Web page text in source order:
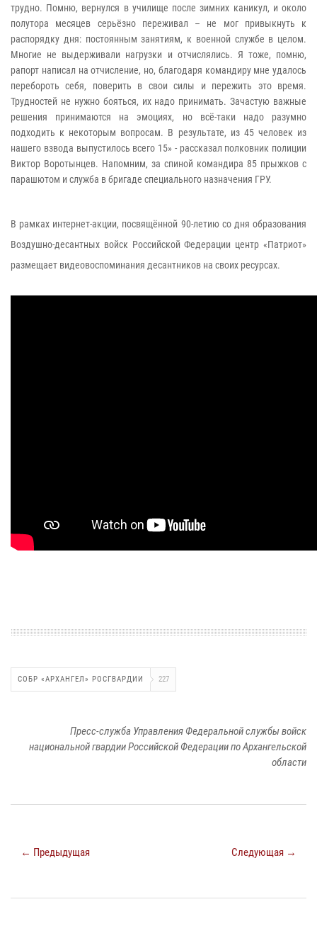
трудно. Помню, вернулся в училище после зимних каникул, и около
полутора месяцев серьёзно переживал – не мог привыкнуть к
распорядку дня: постоянным занятиям, к военной службе в целом.
Многие не выдерживали нагрузки и отчислялись. Я тоже, помню,
рапорт написал на отчисление, но, благодаря командиру мне удалось
перебороть себя, поверить в свои силы и пережить это время.
Трудностей не нужно бояться, их надо принимать. Зачастую важные
решения принимаются на эмоциях, но всё-таки надо разумно
подходить к некоторым вопросам. В результате, из 45 человек из
нашего взвода выпустилось всего 15» - рассказал полковник полиции
Виктор Воротынцев. Напомним, за спиной командира 85 прыжков с
парашютом и служба в бригаде специального назначения ГРУ.
В рамках интернет-акции, посвящённой 90-летию со дня образования
Воздушно-десантных войск Российской Федерации центр «Патриот»
размещает видеовоспоминания десантников на своих ресурсах.
СОБР «АРХАНГЕЛ» РОСГВАРДИИ 227
Пресс-служба Управления Федеральной службы войск
национальной гвардии Российской Федерации по Архангельской
области
← Предыдущая Следующая →